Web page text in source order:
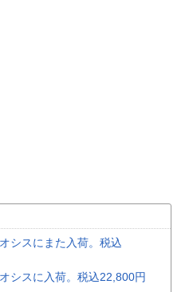
シスにまた入荷。税込
シスに入荷。税込22,800円